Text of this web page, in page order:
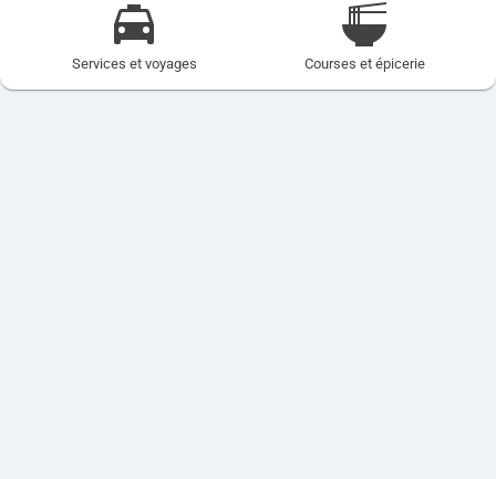
Services et voyages Courses et épicerie